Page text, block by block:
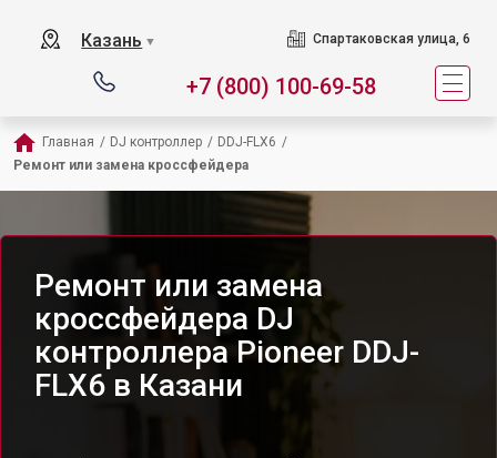
Казань ▼ Спартаковская улица, 6
+7 (800) 100-69-58
Главная / DJ контроллер / DDJ-FLX6 /
Ремонт или замена кроссфейдера
Ремонт или замена
кроссфейдера DJ
контроллера Pioneer DDJ-
FLX6 в Казани